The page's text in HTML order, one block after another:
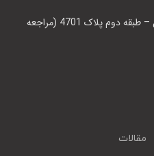
مشهد، بزرگراه بابانظر – بازار بزرگ ملل – طبقه دوم پلاک 4701 (مراجعه
مقالات